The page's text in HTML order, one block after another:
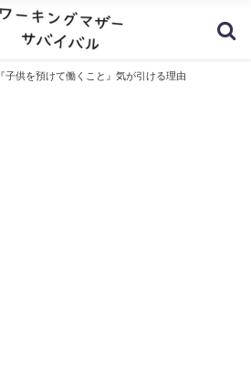
『子供を預けて働くこと』気が引ける理由